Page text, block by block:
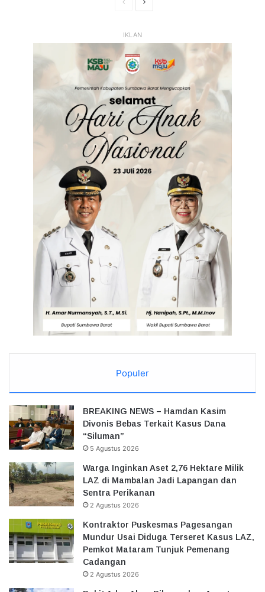
IKLAN
Populer
BREAKING NEWS – Hamdan Kasim
Divonis Bebas Terkait Kasus Dana
“Siluman”
5 Agustus 2026
Warga Inginkan Aset 2,76 Hektare Milik
LAZ di Mambalan Jadi Lapangan dan
Sentra Perikanan
2 Agustus 2026
Kontraktor Puskesmas Pagesangan
Mundur Usai Diduga Terseret Kasus LAZ,
Pemkot Mataram Tunjuk Pemenang
Cadangan
2 Agustus 2026